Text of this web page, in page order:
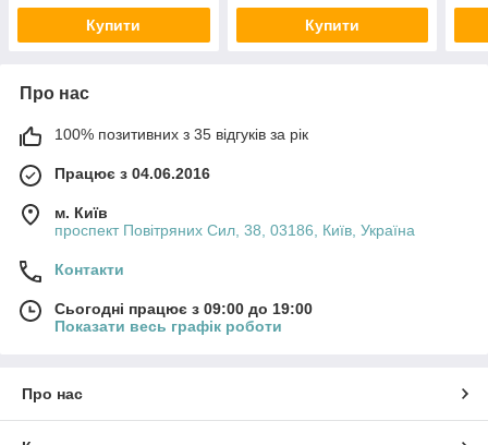
Купити Купити
Про нас
100% позитивних з 35 відгуків за рік
Працює з 04.06.2016
м. Київ
проспект Повітряних Сил, 38, 03186, Київ, Україна
Контакти
Сьогодні працює з 09:00 до 19:00
Показати весь графік роботи
Про нас